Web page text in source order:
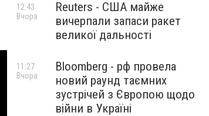
Reuters - США майже
вичерпали запаси ракет
великої дальності
12:43
Вчора
Bloomberg - рф провела
новий раунд таємних
зустрічей з Європою щодо
війни в Україні
11:27
Вчора